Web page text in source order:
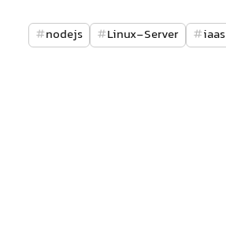
iaas
#
Linux-Server
#
nodejs
#